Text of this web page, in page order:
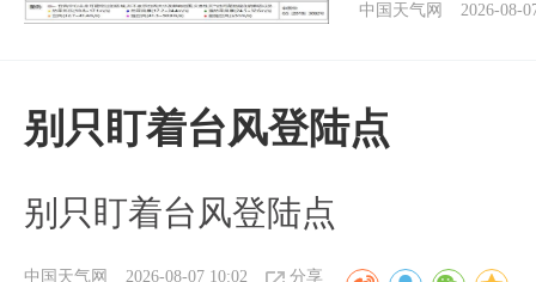
中国天气网 2026-08-
别只盯着台风登陆点
别只盯着台风登陆点
中国天气网 2026-08-07 10:02 分享